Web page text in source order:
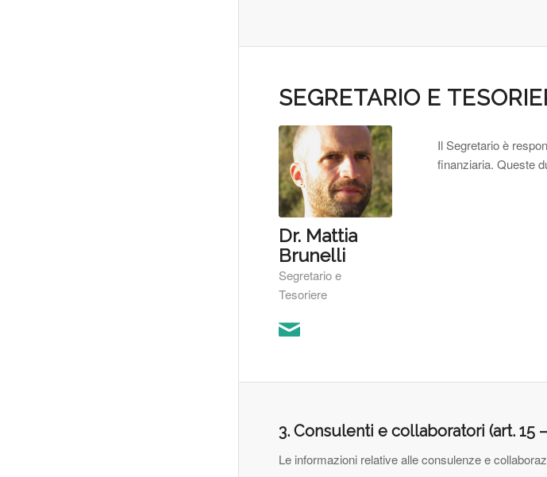
SEGRETARIO E
Dr. Mattia
Brunelli
Segretario e
Tesoriere
Il Segretario è
finanziaria. Queste
3. Consulenti e collaboratori (art. 15
Le informazioni relative alle consulenze e